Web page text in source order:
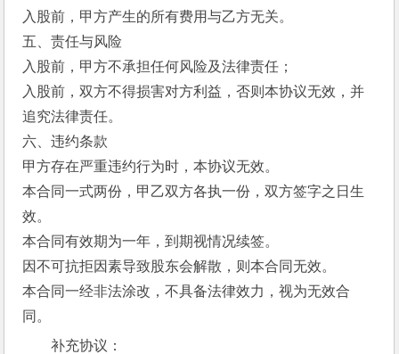
入股前，甲方产生的所有费用与乙方无关。
五、责任与风险
入股前，甲方不承担任何风险及法律责任；
入股前，双方不得损害对方利益，否则本协议无效，并
追究法律责任。
六、违约条款
甲方存在严重违约行为时，本协议无效。
本合同一式两份，甲乙双方各执一份，双方签字之日生
效。
本合同有效期为一年，到期视情况续签。
因不可抗拒因素导致股东会解散，则本合同无效。
本合同一经非法涂改，不具备法律效力，视为无效合
同。
补充协议：